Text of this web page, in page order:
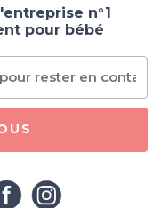
n°1
pour bébé